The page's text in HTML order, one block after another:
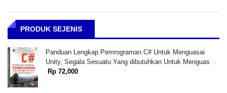
PRODUK SEJENIS
Panduan Lengkap Pemrograman C# Untuk Menguasai
Unity, Segala Sesuatu Yang dibutuhkan Untuk Menguasai
Game Engine Unity +cd
Rp 72,000